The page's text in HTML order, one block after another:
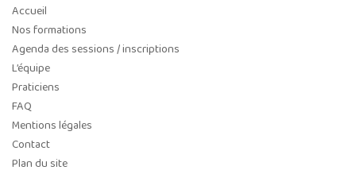
Accueil
Nos formations
Agenda des sessions / inscriptions
L’équipe
Praticiens
FAQ
Mentions légales
Contact
Plan du site